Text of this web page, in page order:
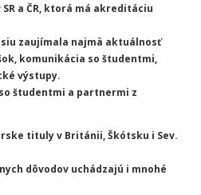
a ČR, ktorá má akreditáciu
zaujímala najmä aktuálnosť
komunikácia so študentmi,
výstupy.
študentmi a partnermi z
tituly v Británii, Škótsku i Sev.
dôvodov uchádzajú i mnohé